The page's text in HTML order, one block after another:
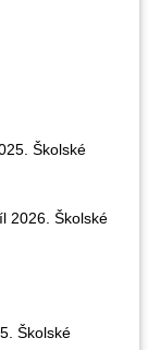
Školské
2026. Školské
Školské